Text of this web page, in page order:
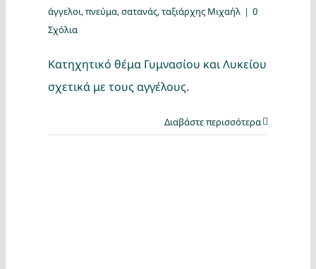
άγγελοι,πνεύμα,σατανάς,ταξιάρχης Μιχαήλ | 0
Σχόλια
Κατηχητικό θέμα Γυμνασίου και Λυκείου
σχετικά με τους αγγέλους.
Διαβάστε περισσότερα